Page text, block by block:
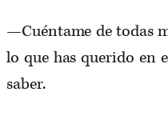
—Cuéntame de todas
lo que has querido en
saber.